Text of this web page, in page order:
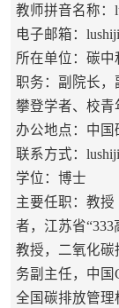
教师拼音名称：
电子邮箱：
所在单位：碳中
职务：副院长，
攀登学者、校青
办公地点：中国
联系方式：
学位：博士
主要任职：教
者，江苏省
教授，二氧化碳
务副主任，中国
全国碳排放管理